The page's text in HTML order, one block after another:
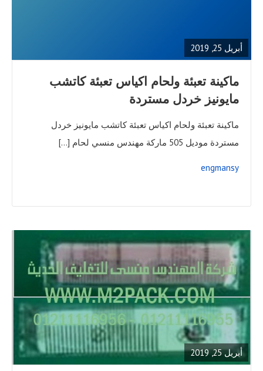
أبريل 25, 2019
ماكينة تعبئة ولحام اكياس تعبئة كاتشب
مايونيز خردل مستردة
ماكينة تعبئة ولحام اكياس تعبئة كاتشب مايونيز خردل
مستردة موديل 505 ماركة مهندس منسي لحام […]
engmansy
أبريل 25, 2019
READ
FULL
POST